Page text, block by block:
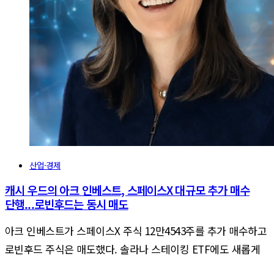
산업·경제
캐시 우드의 아크 인베스트, 스페이스X 대규모 추가 매수
단행...로빈후드는 동시 매도
아크 인베스트가 스페이스X 주식 12만4543주를 추가 매수하고
로빈후드 주식은 매도했다. 솔라나 스테이킹 ETF에도 새롭게